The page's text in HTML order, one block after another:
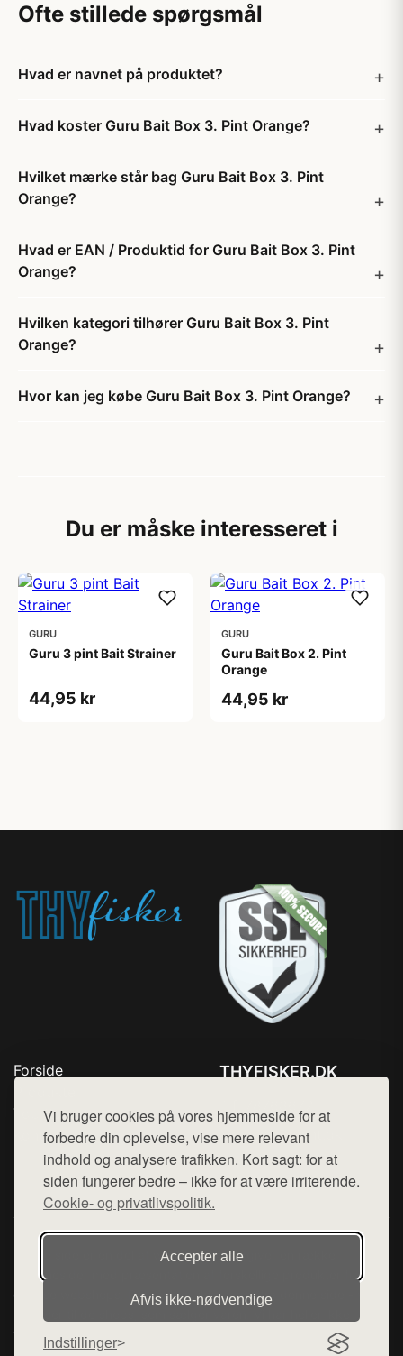
Vi bruger cookies på vores hjemmeside for at
forbedre din oplevelse, vise mere relevant
indhold og analysere trafikken. Kort sagt: for at
siden fungerer bedre – ikke for at være irriterende.
Cookie- og privatlivspolitik.
Accepter alle
Afvis ikke‑nødvendige
Indstillinger
Ofte stillede spørgsmål
Hvad er navnet på produktet?
Hvad koster Guru Bait Box 3. Pint Orange?
Hvilket mærke står bag Guru Bait Box 3. Pint
Orange?
Hvad er EAN / Produktid for Guru Bait Box 3. Pint
Orange?
Hvilken kategori tilhører Guru Bait Box 3. Pint
Orange?
Hvor kan jeg købe Guru Bait Box 3. Pint Orange?
Du er måske interesseret i
GURU
Guru 3 pint Bait Strainer
44,95 kr
GURU
Guru Bait Box 2. Pint
Orange
44,95 kr
Forside
Top Rabatter
Kontakt
THYFISKER.DK
Mail: hej@want.dk
Cookie- og privatlivspolitik
Denne side er en del af want.dk, der udgiver en række
hjemmesider med præsentation af forskellige produkter fra
diverse webshops. Der sælges ikke varer fra denne side - vi
henviser til de shops, som sælger varen. Vi har heller ikke
varerne på lager.